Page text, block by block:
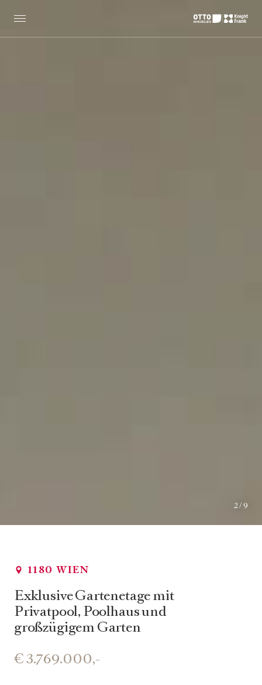
2/9
1180 WIEN
Exklusive Gartenetage mit
Privatpool, Poolhaus und
großzügigem Garten
€ 3.769.000,-